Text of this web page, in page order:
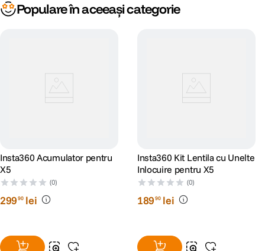
Populare în aceeași categorie
Insta360 Acumulator pentru
X5
(0)
29990 lei
Insta360 Kit Lentila cu Unelte
Inlocuire pentru X5
(0)
18990 lei